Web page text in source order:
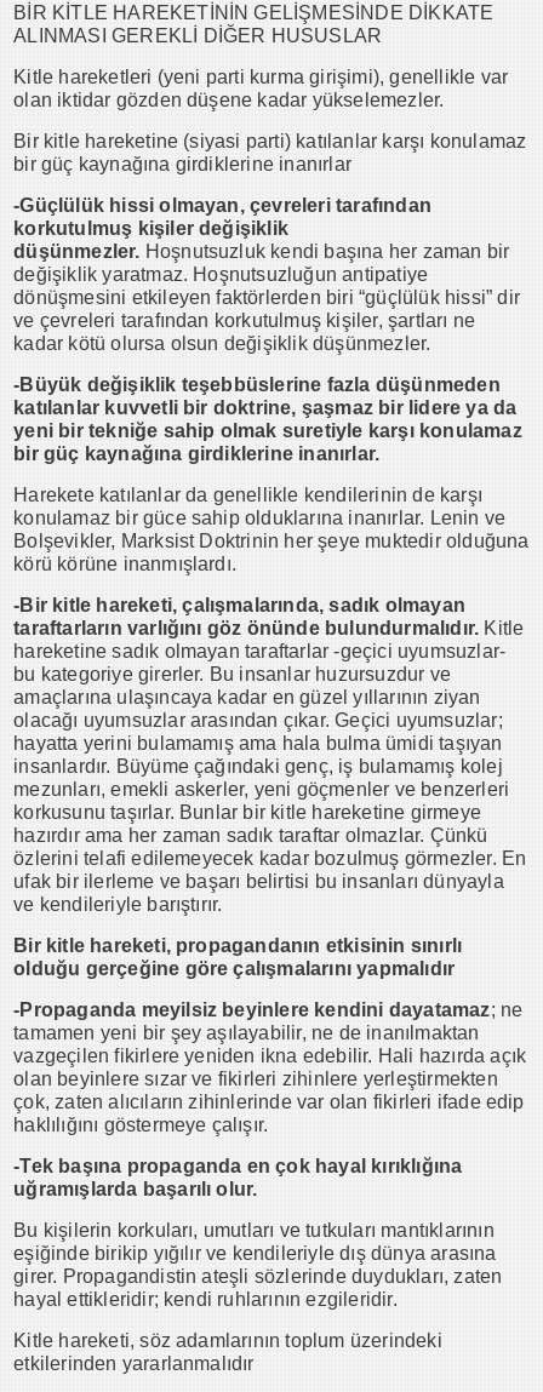
BİR KİTLE HAREKETİNİN GELİŞMESİNDE DİKKATE
ALINMASI GEREKLİ DİĞER HUSUSLAR
Kitle hareketleri (yeni parti kurma girişimi), genellikle var
olan iktidar gözden düşene kadar yükselemezler.
Bir kitle hareketine (siyasi parti) katılanlar karşı konulamaz
bir güç kaynağına girdiklerine inanırlar
-Güçlülük hissi olmayan, çevreleri tarafından
korkutulmuş kişiler değişiklik
düşünmezler. Hoşnutsuzluk kendi başına her zaman bir
değişiklik yaratmaz. Hoşnutsuzluğun antipatiye
dönüşmesini etkileyen faktörlerden biri “güçlülük hissi” dir
ve çevreleri tarafından korkutulmuş kişiler, şartları ne
kadar kötü olursa olsun değişiklik düşünmezler.
-Büyük değişiklik teşebbüslerine fazla düşünmeden
katılanlar kuvvetli bir doktrine, şaşmaz bir lidere ya da
yeni bir tekniğe sahip olmak suretiyle karşı konulamaz
bir güç kaynağına girdiklerine inanırlar.
Harekete katılanlar da genellikle kendilerinin de karşı
konulamaz bir güce sahip olduklarına inanırlar. Lenin ve
Bolşevikler, Marksist Doktrinin her şeye muktedir olduğuna
körü körüne inanmışlardı.
-Bir kitle hareketi, çalışmalarında, sadık olmayan
taraftarların varlığını göz önünde bulundurmalıdır. Kitle
hareketine sadık olmayan taraftarlar -geçici uyumsuzlar-
bu kategoriye girerler. Bu insanlar huzursuzdur ve
amaçlarına ulaşıncaya kadar en güzel yıllarının ziyan
olacağı uyumsuzlar arasından çıkar. Geçici uyumsuzlar;
hayatta yerini bulamamış ama hala bulma ümidi taşıyan
insanlardır. Büyüme çağındaki genç, iş bulamamış kolej
mezunları, emekli askerler, yeni göçmenler ve benzerleri
korkusunu taşırlar. Bunlar bir kitle hareketine girmeye
hazırdır ama her zaman sadık taraftar olmazlar. Çünkü
özlerini telafi edilemeyecek kadar bozulmuş görmezler. En
ufak bir ilerleme ve başarı belirtisi bu insanları dünyayla
ve kendileriyle barıştırır.
Bir kitle hareketi, propagandanın etkisinin sınırlı
olduğu gerçeğine göre çalışmalarını yapmalıdır
-Propaganda meyilsiz beyinlere kendini dayatamaz; ne
tamamen yeni bir şey aşılayabilir, ne de inanılmaktan
vazgeçilen fikirlere yeniden ikna edebilir. Hali hazırda açık
olan beyinlere sızar ve fikirleri zihinlere yerleştirmekten
çok, zaten alıcıların zihinlerinde var olan fikirleri ifade edip
haklılığını göstermeye çalışır.
-Tek başına propaganda en çok hayal kırıklığına
uğramışlarda başarılı olur.
Bu kişilerin korkuları, umutları ve tutkuları mantıklarının
eşiğinde birikip yığılır ve kendileriyle dış dünya arasına
girer. Propagandistin ateşli sözlerinde duydukları, zaten
hayal ettikleridir; kendi ruhlarının ezgileridir.
Kitle hareketi, söz adamlarının toplum üzerindeki
etkilerinden yararlanmalıdır